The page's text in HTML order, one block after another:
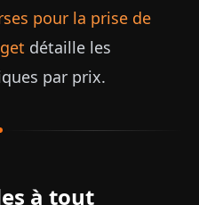
pour la prise de
détaille les
par prix.
à tout